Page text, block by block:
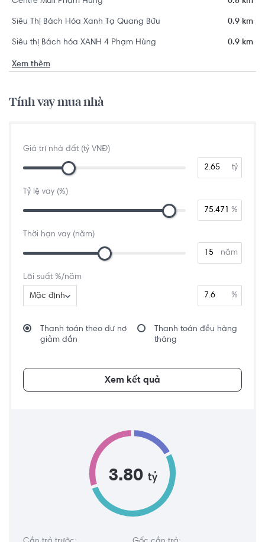
Siêu Thị Bách Hóa Xanh Tạ Quang Bửu 0.9 km
Siêu thị Bách hóa XANH 4 Phạm Hùng 0.9 km
Xem thêm
Tính vay mua nhà
Giá trị nhà đất (tỷ VNĐ)
tỷ
Tỷ lệ vay (%)
%
Thời hạn vay (năm)
năm
Lãi suất %/năm
Mặc định %
Thanh toán theo dư nợ
giảm dần
Thanh toán đều hàng
tháng
Xem kết quả
3.80 tỷ